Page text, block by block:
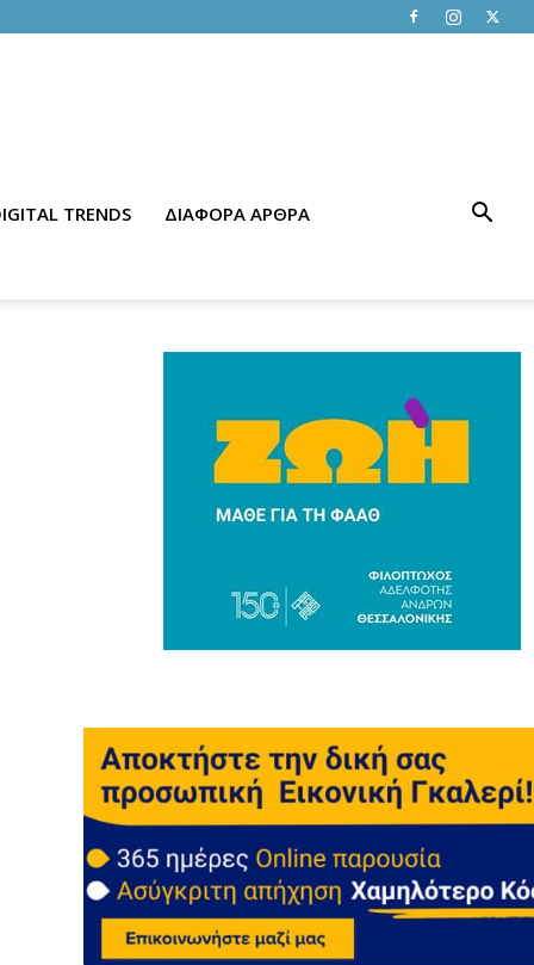
TRENDS ΔΙΑΦΟΡΑ ΑΡΘΡΑ